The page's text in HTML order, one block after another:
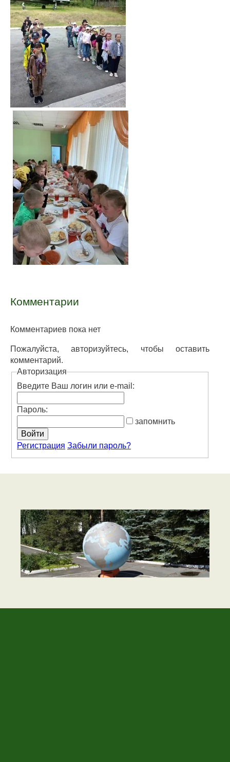
Комментарии
Комментариев пока нет
Пожалуйста, авторизуйтесь, чтобы оставить
комментарий.
Авторизация
Введите Ваш логин или e-mail:
Пароль:
запомнить
Регистрация Забыли пароль?
НАШ ГЛОБУС